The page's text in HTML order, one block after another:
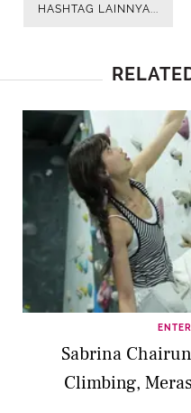
HASHTAG LAINNYA...
Sabrina
Climbing,